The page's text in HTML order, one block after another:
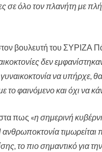
σε όλο τον πλανήτη με
βουλευτή του ΣΥΡΙΖΑ
δεν
να υπήρχε,
το φαινόμενο και όχι να
πως «η σημερινή
το πιο σημαντικό για